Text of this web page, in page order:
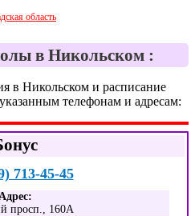
область
в Никольском :
в Никольском и расписание
телефонам и адресам:
713-45-45
просп., 160А